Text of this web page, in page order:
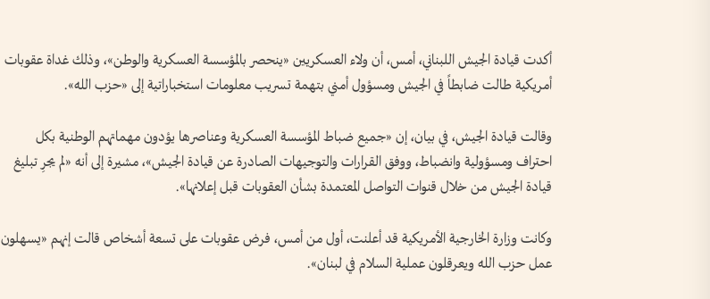
أكدت قيادة الجيش اللبناني، أمس، أن ولاء العسكريين «ينحصر بالمؤسسة العسكرية والوطن»، وذلك غداة عقوبات
أمريكية طالت ضابطاً في الجيش ومسؤول أمني بتهمة تسريب معلومات استخباراتية إلى «حزب الله».
وقالت قيادة الجيش، في بيان، إن «جميع ضباط المؤسسة العسكرية وعناصرها يؤدون مهماتهم الوطنية بكل
احتراف ومسؤولية وانضباط، ووفق القرارات والتوجيهات الصادرة عن قيادة الجيش»، مشيرة إلى أنه «لم يجرِ تبليغ
قيادة الجيش من خلال قنوات التواصل المعتمدة بشأن العقوبات قبل إعلانها».
وكانت وزارة الخارجية الأمريكية قد أعلنت، أول من أمس، فرض عقوبات على تسعة أشخاص قالت إنهم «يسهلون
عمل حزب الله ويعرقلون عملية السلام في لبنان».